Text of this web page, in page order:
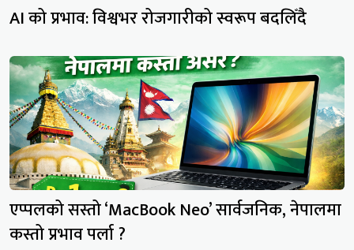
AI को प्रभाव: विश्वभर रोजगारीको स्वरूप बदलिँदै
एप्पलको सस्तो ‘MacBook Neo’ सार्वजनिक, नेपालमा
कस्तो प्रभाव पर्ला ?